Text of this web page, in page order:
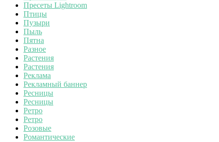
Пресеты Lightroom
Птицы
Пузыри
Пыль
Пятна
Разное
Растения
Растения
Реклама
Рекламный баннер
Ресницы
Ресницы
Ретро
Ретро
Розовые
Романтические